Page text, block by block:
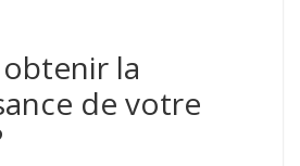
la
de votre